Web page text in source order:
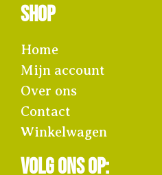
Shop
Home
Mijn account
Over ons
Contact
Winkelwagen
Volg ons op: